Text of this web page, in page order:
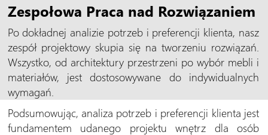
Zespołowa Praca nad Rozwiązaniem
Po dokładnej analizie potrzeb i preferencji klienta, nasz
zespół projektowy skupia się na tworzeniu rozwiązań.
Wszystko, od architektury przestrzeni po wybór mebli i
materiałów, jest dostosowywane do indywidualnych
wymagań.
Podsumowując, analiza potrzeb i preferencji klienta jest
fundamentem udanego projektu wnętrz dla osób